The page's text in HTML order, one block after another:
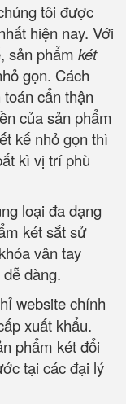
tôi được
hiện nay. Với
sản phẩm két
gọn. Cách
cẩn thận
của sản phẩm
kế nhỏ gọn thì
kì vị trí phù
loại đa dạng
két sắt sử
vân tay
dàng.
website chính
xuất khẩu.
phẩm két đổi
tại các đại lý